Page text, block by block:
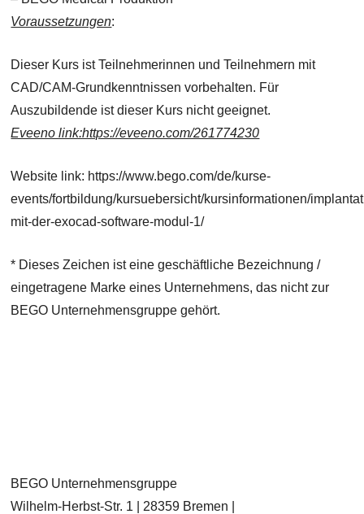
Voraussetzungen:
Dieser Kurs ist Teilnehmerinnen und Teilnehmern mit
CAD/CAM-Grundkenntnissen vorbehalten. Für
Auszubildende ist dieser Kurs nicht geeignet.
Eveeno link:https://eveeno.com/261774230
Website link: https://www.bego.com/de/kurse-
events/fortbildung/kursuebersicht/kursinformationen/
mit-der-exocad-software-modul-1/
* Dieses Zeichen ist eine geschäftliche Bezeichnung /
eingetragene Marke eines Unternehmens, das nicht zur
BEGO Unternehmensgruppe gehört.
BEGO Unternehmensgruppe
Wilhelm-Herbst-Str. 1 | 28359 Bremen |